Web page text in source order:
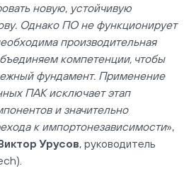
новую, устойчивую
Однако ПО не функционирует
производительная
компетенции, чтобы
фундамент. Применение
ПАК исключает этап
и значительно
к импортонезависимости»,
Урусов, руководитель